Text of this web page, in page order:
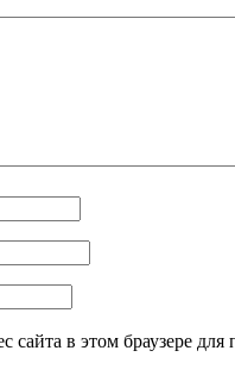
сайта в этом браузере